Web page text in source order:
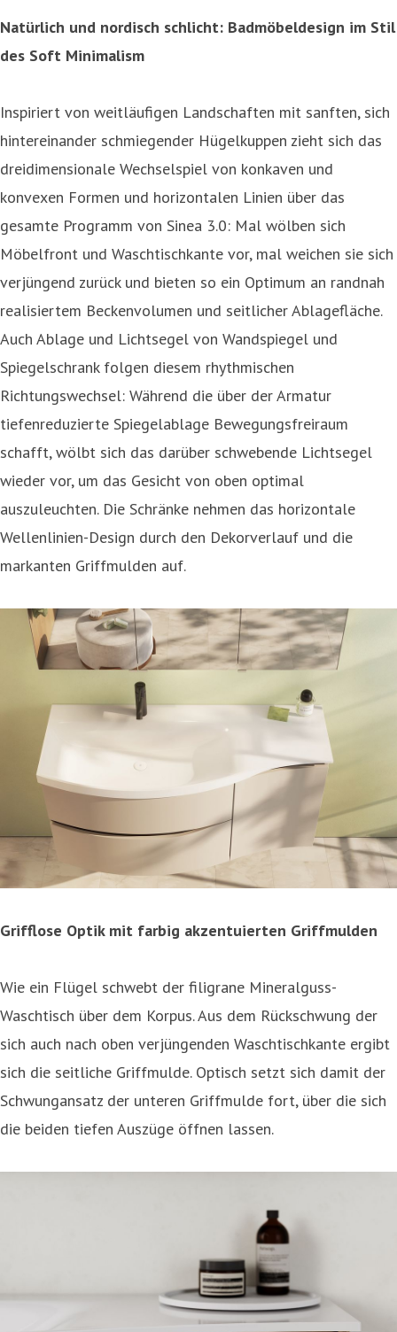
Natürlich und nordisch schlicht: Badmöbeldesign im Stil
des Soft Minimalism
Inspiriert von weitläufigen Landschaften mit sanften, sich
hintereinander schmiegender Hügelkuppen zieht sich das
dreidimensionale Wechselspiel von konkaven und
konvexen Formen und horizontalen Linien über das
gesamte Programm von Sinea 3.0: Mal wölben sich
Möbelfront und Waschtischkante vor, mal weichen sie sich
verjüngend zurück und bieten so ein Optimum an randnah
realisiertem Beckenvolumen und seitlicher Ablagefläche.
Auch Ablage und Lichtsegel von Wandspiegel und
Spiegelschrank folgen diesem rhythmischen
Richtungswechsel: Während die über der Armatur
tiefenreduzierte Spiegelablage Bewegungsfreiraum
schafft, wölbt sich das darüber schwebende Lichtsegel
wieder vor, um das Gesicht von oben optimal
auszuleuchten. Die Schränke nehmen das horizontale
Wellenlinien-Design durch den Dekorverlauf und die
markanten Griffmulden auf.
Grifflose Optik mit farbig akzentuierten Griffmulden
Wie ein Flügel schwebt der filigrane Mineralguss-
Waschtisch über dem Korpus. Aus dem Rückschwung der
sich auch nach oben verjüngenden Waschtischkante ergibt
sich die seitliche Griffmulde. Optisch setzt sich damit der
Schwungansatz der unteren Griffmulde fort, über die sich
die beiden tiefen Auszüge öffnen lassen.